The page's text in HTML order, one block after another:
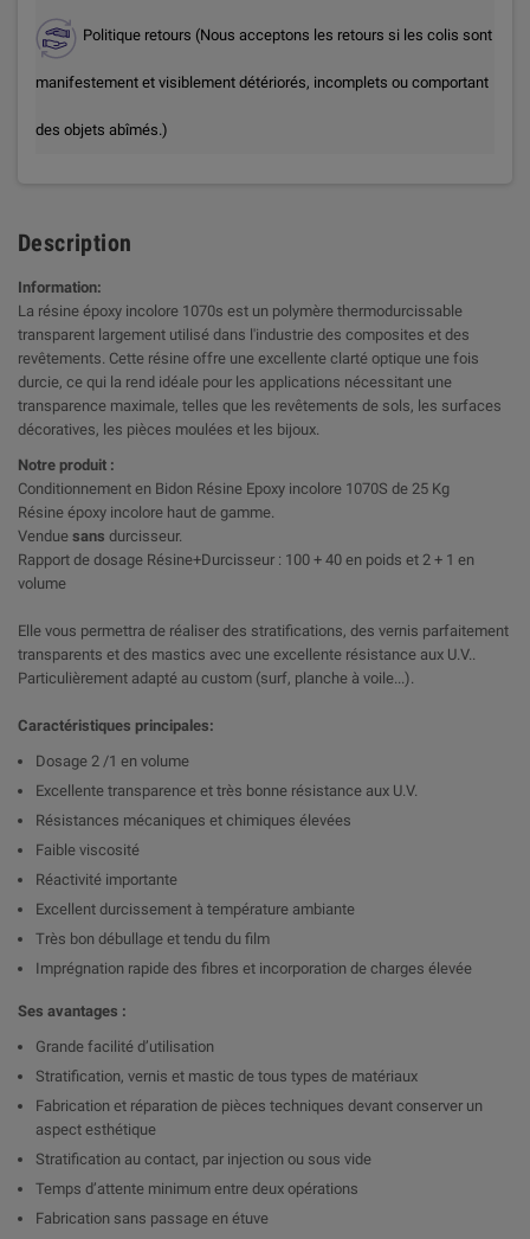
Politique retours (Nous acceptons les retours si les colis sont
manifestement et visiblement détériorés, incomplets ou comportant
des objets abîmés.)
Description
Information:
La résine époxy incolore 1070s est un polymère thermodurcissable
transparent largement utilisé dans l'industrie des composites et des
revêtements. Cette résine offre une excellente clarté optique une fois
durcie, ce qui la rend idéale pour les applications nécessitant une
transparence maximale, telles que les revêtements de sols, les surfaces
décoratives, les pièces moulées et les bijoux.
Notre produit :
Conditionnement en Bidon Résine Epoxy incolore 1070S de 25 Kg
Résine époxy incolore haut de gamme.
Vendue sans durcisseur.
Rapport de dosage Résine+Durcisseur : 100 + 40 en poids et 2 + 1 en
volume
Elle vous permettra de réaliser des stratifications, des vernis parfaitement
transparents et des mastics avec une excellente résistance aux U.V..
Particulièrement adapté au custom (surf, planche à voile...).
Caractéristiques principales:
Dosage 2 /1 en volume
Excellente transparence et très bonne résistance aux U.V.
Résistances mécaniques et chimiques élevées
Faible viscosité
Réactivité importante
Excellent durcissement à température ambiante
Très bon débullage et tendu du film
Imprégnation rapide des fibres et incorporation de charges élevée
Ses avantages :
Grande facilité d’utilisation
Stratification, vernis et mastic de tous types de matériaux
Fabrication et réparation de pièces techniques devant conserver un
aspect esthétique
Stratification au contact, par injection ou sous vide
Temps d’attente minimum entre deux opérations
Fabrication sans passage en étuve